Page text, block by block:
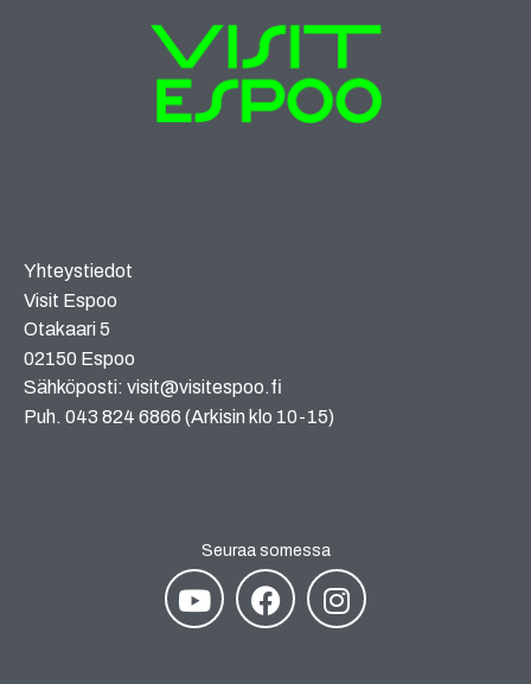
Yhteystiedot
Visit Espoo
Otakaari 5
02150 Espoo
Sähköposti: visit@visitespoo.fi
Puh. 043 824 6866 (Arkisin klo 10-15)
Seuraa somessa